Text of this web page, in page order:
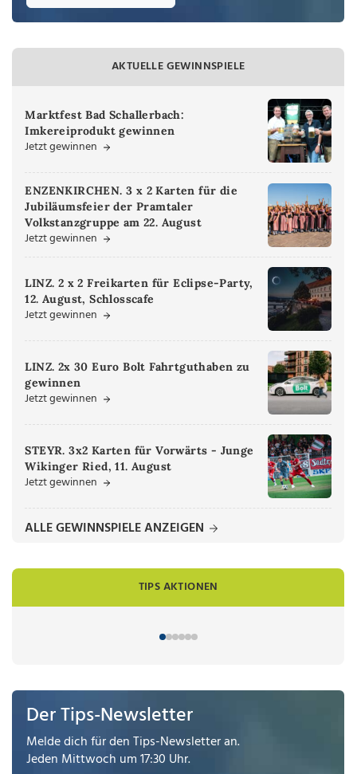
AKTUELLE GEWINNSPIELE
Marktfest Bad Schallerbach:
Imkereiprodukt gewinnen
Jetzt gewinnen
ENZENKIRCHEN. 3 x 2 Karten für die
Jubiläumsfeier der Pramtaler
Volkstanzgruppe am 22. August
Jetzt gewinnen
LINZ. 2 x 2 Freikarten für Eclipse-Party,
12. August, Schlosscafe
Jetzt gewinnen
LINZ. 2x 30 Euro Bolt Fahrtguthaben zu
gewinnen
Jetzt gewinnen
STEYR. 3x2 Karten für Vorwärts - Junge
Wikinger Ried, 11. August
Jetzt gewinnen
ALLE GEWINNSPIELE ANZEIGEN
TIPS AKTIONEN
Der Tips-Newsletter
Melde dich für den Tips-Newsletter an.
Jeden Mittwoch um 17:30 Uhr.